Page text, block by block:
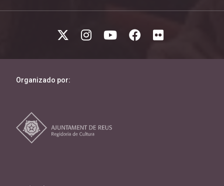
Organizado por: